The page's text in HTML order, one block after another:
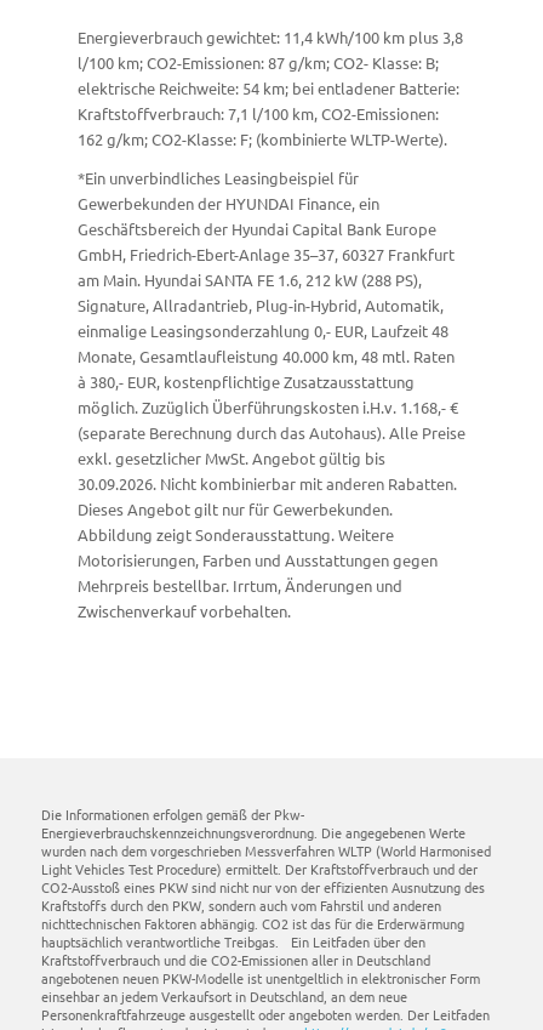
Energieverbrauch gewichtet: 11,4 kWh/100 km plus 3,8
l/100 km; CO2-Emissionen: 87 g/km; CO2- Klasse: B;
elektrische Reichweite: 54 km; bei entladener Batterie:
Kraftstoffverbrauch: 7,1 l/100 km, CO2-Emissionen:
162 g/km; CO2-Klasse: F; (kombinierte WLTP-Werte).
*Ein unverbindliches Leasingbeispiel für
Gewerbekunden der HYUNDAI Finance, ein
Geschäftsbereich der Hyundai Capital Bank Europe
GmbH, Friedrich-Ebert-Anlage 35–37, 60327 Frankfurt
am Main. Hyundai SANTA FE 1.6, 212 kW (288 PS),
Signature, Allradantrieb, Plug-in-Hybrid, Automatik,
einmalige Leasingsonderzahlung 0,- EUR, Laufzeit 48
Monate, Gesamtlaufleistung 40.000 km, 48 mtl. Raten
à 380,- EUR, kostenpflichtige Zusatzausstattung
möglich. Zuzüglich Überführungskosten i.H.v. 1.168,- €
(separate Berechnung durch das Autohaus). Alle Preise
exkl. gesetzlicher MwSt. Angebot gültig bis
30.09.2026. Nicht kombinierbar mit anderen Rabatten.
Dieses Angebot gilt nur für Gewerbekunden.
Abbildung zeigt Sonderausstattung. Weitere
Motorisierungen, Farben und Ausstattungen gegen
Mehrpreis bestellbar. Irrtum, Änderungen und
Zwischenverkauf vorbehalten.
Die Informationen erfolgen gemäß der Pkw-
Energieverbrauchskennzeichnungsverordnung. Die angegebenen Werte
wurden nach dem vorgeschrieben Messverfahren WLTP (World Harmonised
Light Vehicles Test Procedure) ermittelt. Der Kraftstoffverbrauch und der
CO2-Ausstoß eines PKW sind nicht nur von der effizienten Ausnutzung des
Kraftstoffs durch den PKW, sondern auch vom Fahrstil und anderen
nichttechnischen Faktoren abhängig. CO2 ist das für die Erderwärmung
hauptsächlich verantwortliche Treibgas. Ein Leitfaden über den
Kraftstoffverbrauch und die CO2-Emissionen aller in Deutschland
angebotenen neuen PKW-Modelle ist unentgeltlich in elektronischer Form
einsehbar an jedem Verkaufsort in Deutschland, an dem neue
Personenkraftfahrzeuge ausgestellt oder angeboten werden. Der Leitfaden